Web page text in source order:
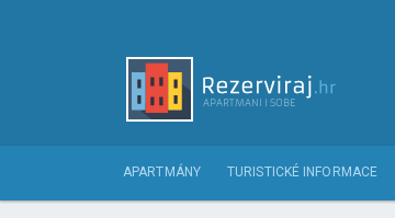
APARTMÁNY TURISTICKÉ INFORMACE